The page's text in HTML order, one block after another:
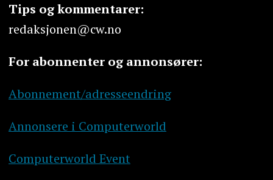
Tips og kommentarer:
redaksjonen@cw.no
For abonnenter og annonsører:
Abonnement/adresseendring
Annonsere i Computerworld
Computerworld Event